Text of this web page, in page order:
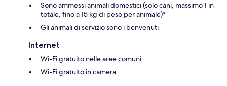
Sono ammessi animali domestici (solo cani, massimo 1 in
totale, fino a 15 kg di peso per animale)*
Gli animali di servizio sono i benvenuti
Internet
Wi-Fi gratuito nelle aree comuni
Wi-Fi gratuito in camera